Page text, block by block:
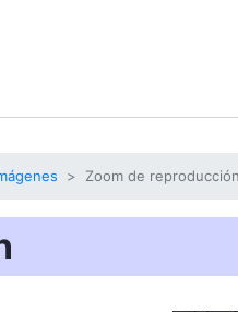
Zoom de reproducción